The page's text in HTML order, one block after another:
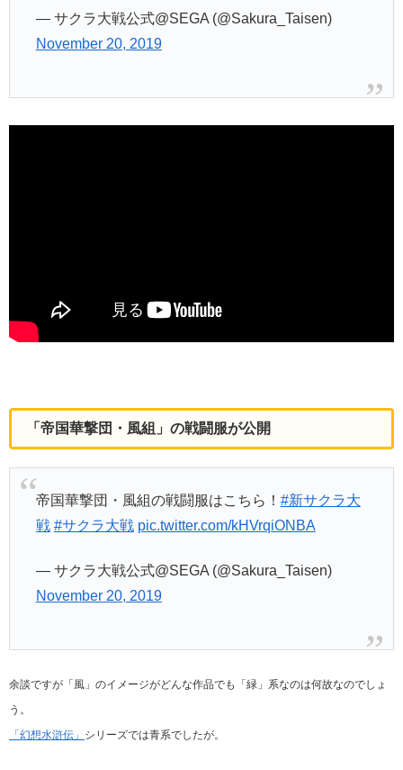
— サクラ大戦公式@SEGA (@Sakura_Taisen)
November 20, 2019
「帝国華撃団・風組」の戦闘服が公開
帝国華撃団・風組の戦闘服はこちら！ #新サクラ大
戦 #サクラ大戦 pic.twitter.com/kHVrqiONBA
— サクラ大戦公式@SEGA (@Sakura_Taisen)
November 20, 2019
余談ですが「風」のイメージがどんな作品でも「緑」系なのは何故なのでしょ
う。
「幻想水滸伝」 シリーズでは青系でしたが。